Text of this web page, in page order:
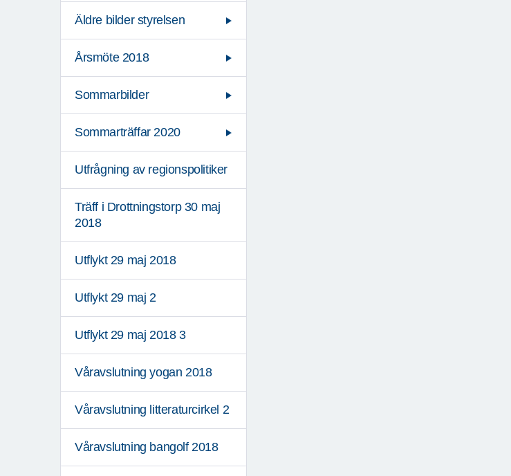
Äldre bilder styrelsen
Årsmöte 2018
Sommarbilder
Sommarträffar 2020
Utfrågning av regionspolitiker
Träff i Drottningstorp 30 maj
2018
Utflykt 29 maj 2018
Utflykt 29 maj 2
Utflykt 29 maj 2018 3
Våravslutning yogan 2018
Våravslutning litteraturcirkel 2
Våravslutning bangolf 2018